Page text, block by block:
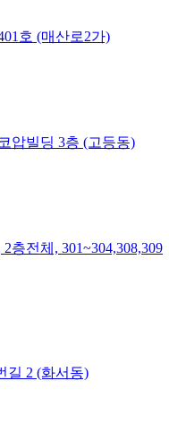
호 (매산로2가)
압빌딩 3층 (고등동)
층전체, 301~304,308,309
길 2 (화서동)